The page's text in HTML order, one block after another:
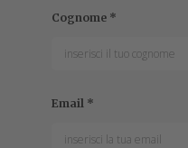
Cognome *
Email *